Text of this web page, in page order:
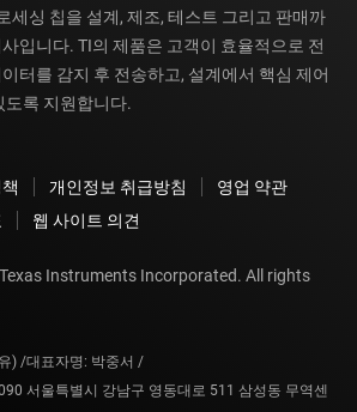
세싱 칩을 설계, 제조, 테스트 그리고 판매까
입니다. TI의 제품은 고객이 효율적으로 전
터를 감지 후 전송하고, 설계에서 핵심 제어
도록 지원합니다.
개인정보 취급방침
영업 약관
웹 사이트 의견
Texas Instruments Incorporated. All rights
) /대표자명: 박중서 /
서울특별시 강남구 영동대로 511 삼성동 무역센